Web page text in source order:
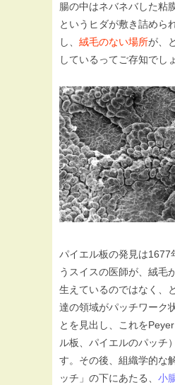
腸の中はネバネバした粘
というヒダが敷き詰めら
し、 絨毛のない場所が、
しているってご存知でし
パイエル板の発見は1677
うスイスの医師が、絨毛
生えているのではなく、
達の領域がパッチワーク
とを見出し、これを
ル板、パイエルのパッチ
す。その後、組織学的な
ッチ」の下にあたる、 小